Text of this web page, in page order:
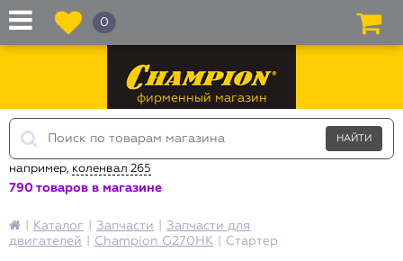
Каталог Запчасти
Запчасти для
двигателей
Champion G270HK Стартер
фирменный магазин
например, коленвал 265
790 товаров в магазине
0